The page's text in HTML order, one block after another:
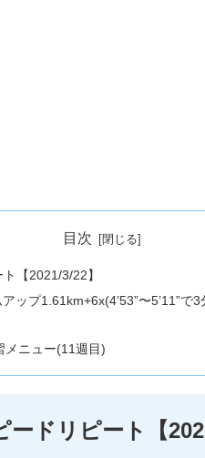
目次
【2021/3/22】
ップ1.61km+6x(4’53”〜5’11”で
メニュー(11週目)
ードリピート【